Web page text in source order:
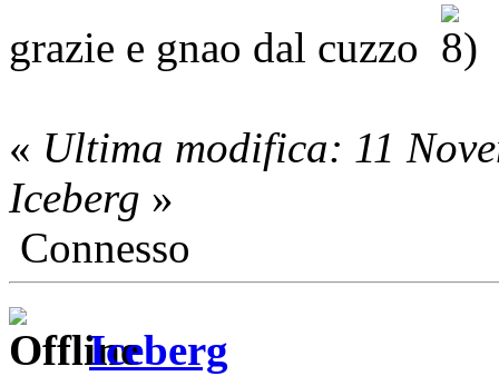
grazie e gnao dal cuzzo
« Ultima modifica: 11
Iceberg »
Connesso
Iceberg